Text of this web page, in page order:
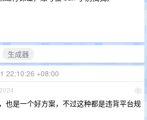
生成器
22:10:26 +08:00
1
也是一个好方案，不过这种都是违背平台规